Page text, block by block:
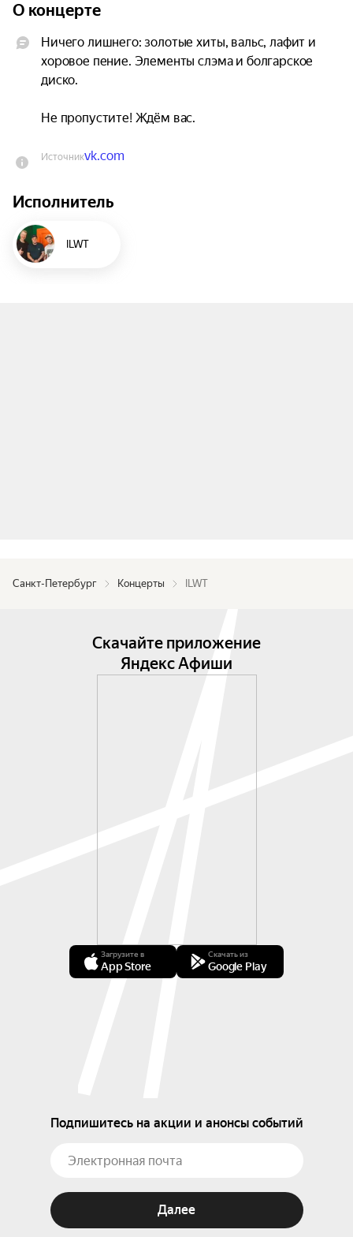
О концерте
Ничего лишнего: золотые хиты, вальс, лафит и
хоровое пение. Элементы слэма и болгарское
диско.
Не пропустите! Ждём вас.
Источникvk.com
Исполнитель
ILWT
Санкт-Петербург Концерты ILWT
Скачайте приложение
Яндекс Афиши
Загрузите в
App Store
Скачать из
Google Play
Подпишитесь на акции и анонсы событий
Далее